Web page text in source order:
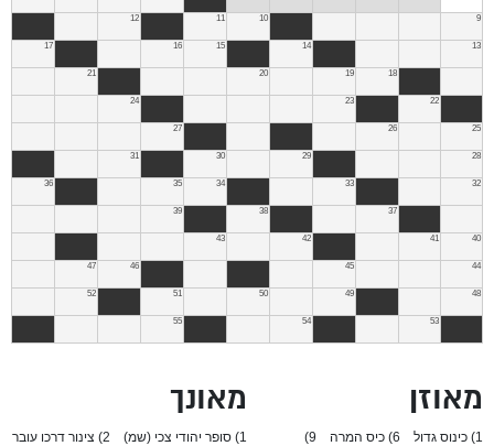
9
10
11
12
13
14
15
16
17
18
19
20
21
22
23
24
25
26
27
28
29
30
31
32
33
34
35
36
37
38
39
40
41
42
43
44
45
46
47
48
49
50
51
52
53
54
55
מאוזן
1) כינוס גדול 6) כיס המרה
9)
מאונך
1) סופר יהודי צכי (שמ)
2) צינור דרכו עובר